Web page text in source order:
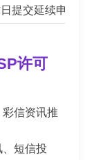
提交延续申请
许可
信资讯推
短信投